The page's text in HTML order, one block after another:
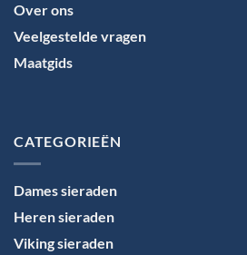
Over ons
Veelgestelde vragen
Maatgids
CATEGORIEËN
Dames sieraden
Heren sieraden
Viking sieraden